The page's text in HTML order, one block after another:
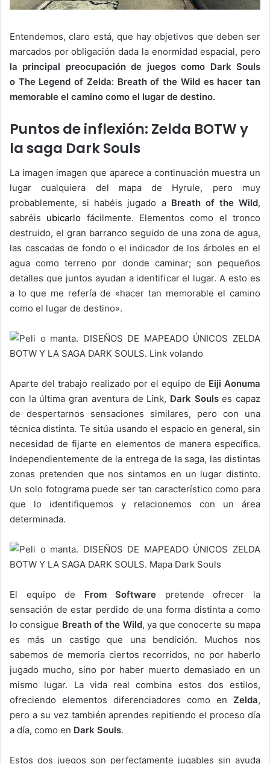
Entendemos, claro está, que hay objetivos que deben ser
marcados por obligación dada la enormidad espacial, pero
la principal preocupación de juegos como Dark Souls
o The Legend of Zelda: Breath of the Wild es hacer tan
memorable el camino como el lugar de destino.
Puntos de inflexión: Zelda BOTW y
la saga Dark Souls
La imagen imagen que aparece a continuación muestra un
lugar cualquiera del mapa de Hyrule, pero muy
probablemente, si habéis jugado a Breath of the Wild,
sabréis ubicarlo fácilmente. Elementos como el tronco
destruido, el gran barranco seguido de una zona de agua,
las cascadas de fondo o el indicador de los árboles en el
agua como terreno por donde caminar; son pequeños
detalles que juntos ayudan a identificar el lugar. A esto es
a lo que me refería de «hacer tan memorable el camino
como el lugar de destino».
Aparte del trabajo realizado por el equipo de Eiji Aonuma
con la última gran aventura de Link, Dark Soulses capaz
de despertarnos sensaciones similares, pero con una
técnica distinta. Te sitúa usando el espacio en general, sin
necesidad de fijarte en elementos de manera específica.
Independientemente de la entrega de la saga, las distintas
zonas pretenden que nos sintamos en un lugar distinto.
Un solo fotograma puede ser tan característico como para
que lo identifiquemos y relacionemos con un área
determinada.
El equipo de From Software pretende ofrecer la
sensación de estar perdido de una forma distinta a como
lo consigue Breath of the Wild, ya que conocerte su mapa
es más un castigo que una bendición. Muchos nos
sabemos de memoria ciertos recorridos, no por haberlo
jugado mucho, sino por haber muerto demasiado en un
mismo lugar. La vida real combina estos dos estilos,
ofreciendo elementos diferenciadores como en Zelda,
pero a su vez también aprendes repitiendo el proceso día
a día, como en Dark Souls.
Estos dos juegos son perfectamente jugables sin ayuda